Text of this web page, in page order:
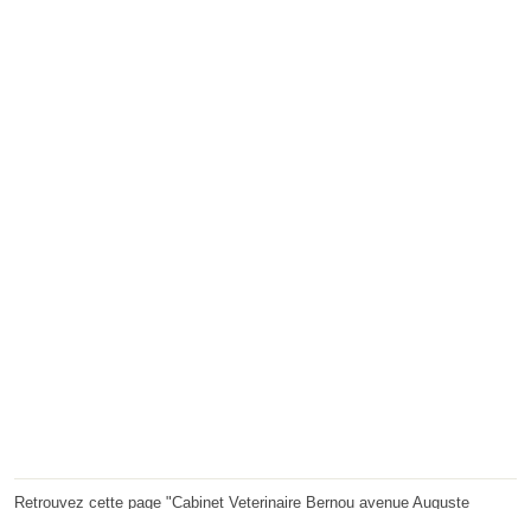
Retrouvez cette page "Cabinet Veterinaire Bernou avenue Auguste